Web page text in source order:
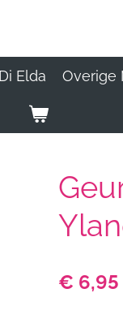
Elda Overige
€ 6,95